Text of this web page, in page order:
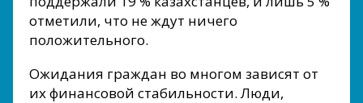
отметили, что не ждут ничего
положительного.
Ожидания граждан во многом зависят от
их финансовой стабильности. Люди,